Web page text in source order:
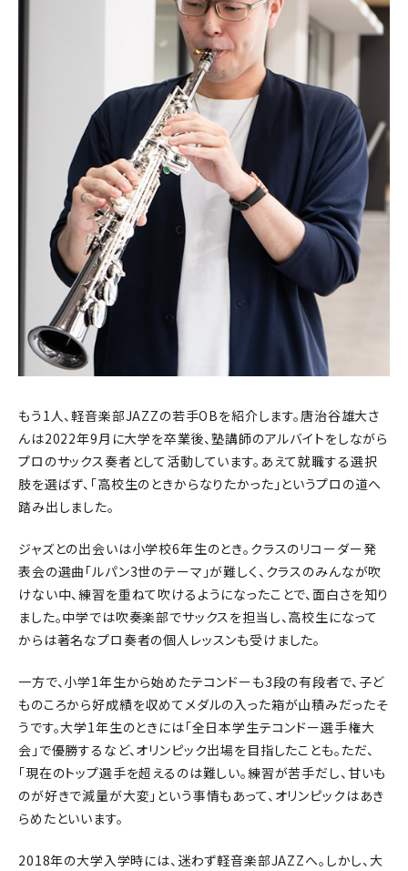
もう1人、軽音楽部JAZZの若手OBを紹介します。唐治谷雄大さ
んは2022年9月に大学を卒業後、塾講師のアルバイトをしながら
プロのサックス奏者として活動しています。あえて就職する選択
肢を選ばず、「高校生のときからなりたかった」というプロの道へ
踏み出しました。
ジャズとの出会いは小学校6年生のとき。クラスのリコーダー発
表会の選曲「ルパン3世のテーマ」が難しく、クラスのみんなが吹
けない中、練習を重ねて吹けるようになったことで、面白さを知り
ました。中学では吹奏楽部でサックスを担当し、高校生になって
からは著名なプロ奏者の個人レッスンも受けました。
一方で、小学1年生から始めたテコンドーも3段の有段者で、子ど
ものころから好成績を収めてメダルの入った箱が山積みだったそ
うです。大学1年生のときには「全日本学生テコンドー選手権大
会」で優勝するなど、オリンピック出場を目指したことも。ただ、
「現在のトップ選手を超えるのは難しい。練習が苦手だし、甘いも
のが好きで減量が大変」という事情もあって、オリンピックはあき
らめたといいます。
2018年の大学入学時には、迷わず軽音楽部JAZZへ。しかし、大